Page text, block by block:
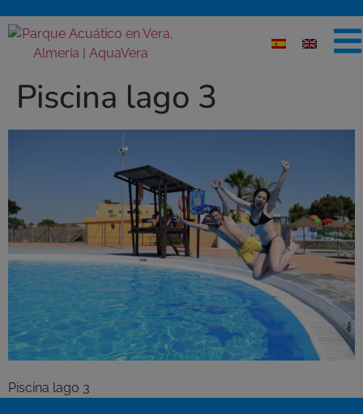
Piscina lago 3
Piscina lago 3